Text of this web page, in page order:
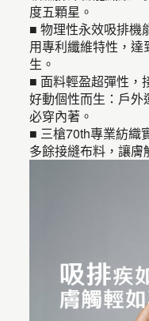
度五顆星。
■ 物理性永效吸排機
用專利纖維特性，
生。
■ 面料輕盈超彈性，
好動個性而生：戶
必穿內著。
■ 三槍70th專業紡織
多餘接縫布料，讓膚